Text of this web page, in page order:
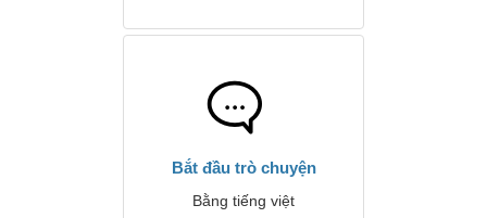
Bắt đầu trò chuyện
Bằng tiếng việt